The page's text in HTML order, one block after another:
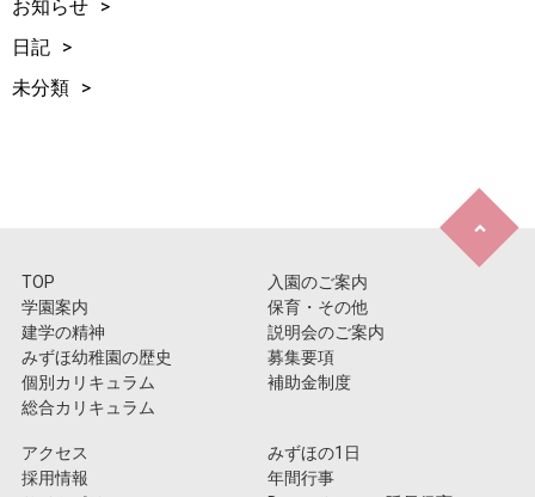
お知らせ
日記
未分類
TOP
学園案内
建学の精神
みずほ幼稚園の歴史
個別カリキュラム
総合カリキュラム
入園のご案内
保育・その他
説明会のご案内
募集要項
補助金制度
アクセス
採用情報
みずほの1日
年間行事